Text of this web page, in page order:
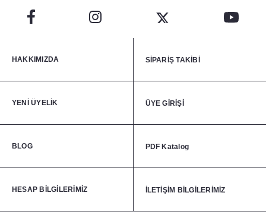
HAKKIMIZDA SİPARİŞ TAKİBİ
YENİ ÜYELİK ÜYE GİRİŞİ
BLOG PDF Katalog
HESAP BİLGİLERİMİZ İLETİŞİM BİLGİLERİMİZ